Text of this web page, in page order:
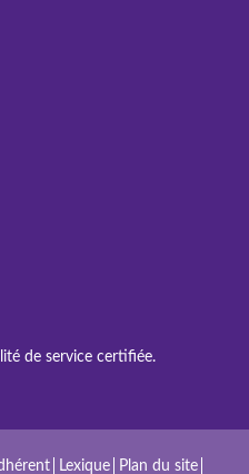
de service certifiée.
Lexique Plan du site